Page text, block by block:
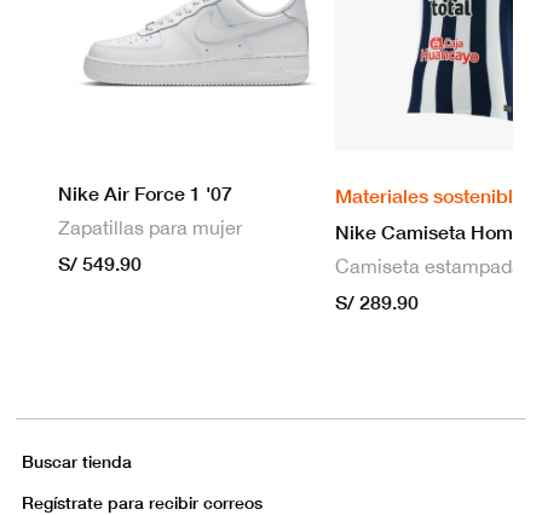
Nike Air Force 1 '07
Zapatillas para mujer
S/ 549.90
Materiales sostenibles
S/ 289.90
Buscar tienda
Regístrate para recibir correos